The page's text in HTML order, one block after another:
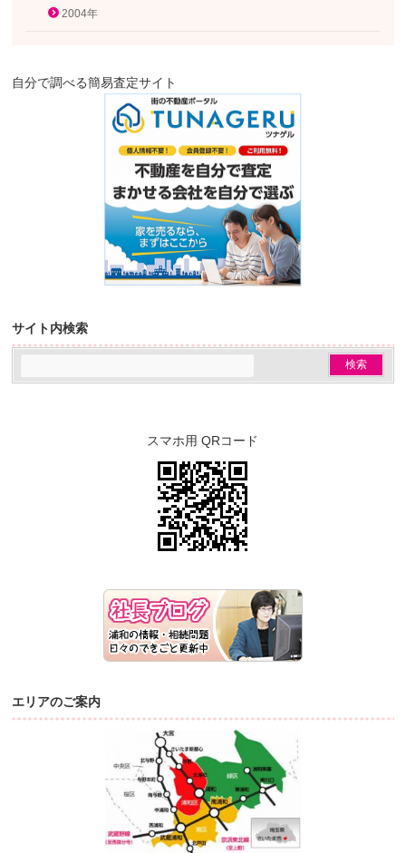
2004年
自分で調べる簡易査定サイト
サイト内検索
スマホ用 QRコード
エリアのご案内